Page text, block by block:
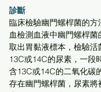
診斷
臨床檢驗幽門螺桿菌的方
血檢測血液中幽門螺桿
取出胃黏液標本，檢驗活
13C或14C的尿素，一段
含13C或14C的二氧化碳
存在幽門螺桿菌，尿素將